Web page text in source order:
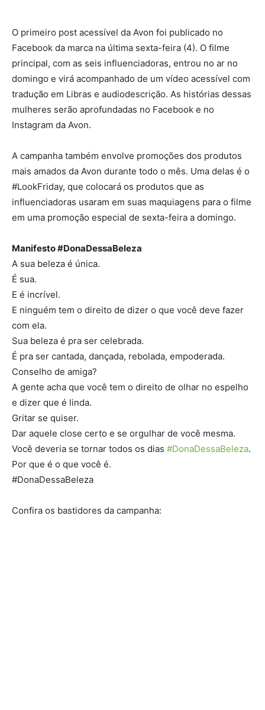
O primeiro post acessível da Avon foi publicado no
Facebook da marca na última sexta-feira (4). O filme
principal, com as seis influenciadoras, entrou no ar no
domingo e virá acompanhado de um vídeo acessível com
tradução em Libras e audiodescrição. As histórias dessas
mulheres serão aprofundadas no Facebook e no
Instagram da Avon.
A campanha também envolve promoções dos produtos
mais amados da Avon durante todo o mês. Uma delas é o
#LookFriday, que colocará os produtos que as
influenciadoras usaram em suas maquiagens para o filme
em uma promoção especial de sexta-feira a domingo.
Manifesto #DonaDessaBeleza
A sua beleza é única.
É sua.
E é incrível.
E ninguém tem o direito de dizer o que você deve fazer
com ela.
Sua beleza é pra ser celebrada.
É pra ser cantada, dançada, rebolada, empoderada.
Conselho de amiga?
A gente acha que você tem o direito de olhar no espelho
e dizer que é linda.
Gritar se quiser.
Dar aquele close certo e se orgulhar de você mesma.
Você deveria se tornar todos os dias #DonaDessaBeleza.
Por que é o que você é.
#DonaDessaBeleza
Confira os bastidores da campanha: